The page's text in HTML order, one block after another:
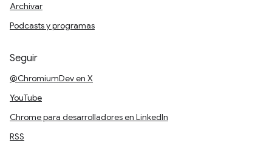
Archivar
Podcasts y programas
Seguir
@ChromiumDev en X
YouTube
Chrome para desarrolladores en LinkedIn
RSS